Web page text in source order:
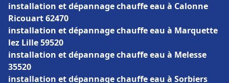
installation et dépannage chauffe eau à Calonne
Ricouart 62470
installation et dépannage chauffe eau à Marquette
lez Lille 59520
installation et dépannage chauffe eau à Melesse
35520
installation et dépannage chauffe eau à Sorbiers